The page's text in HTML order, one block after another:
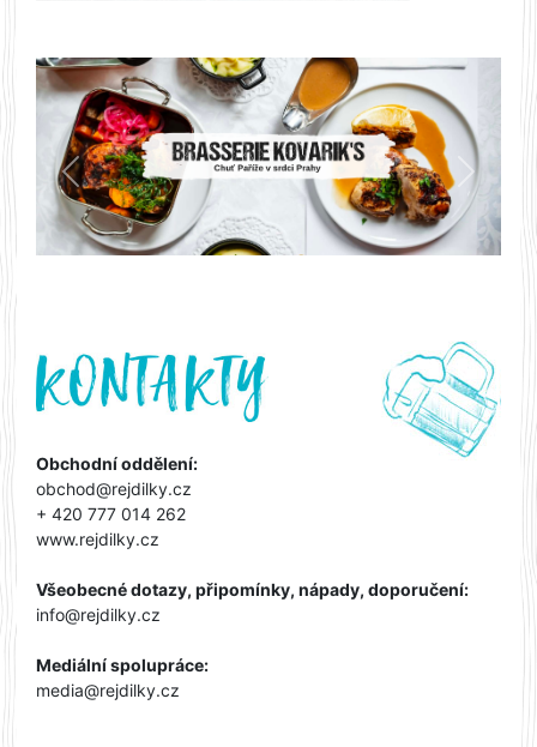
Předchozí Další
Obchodní oddělení:
obchod@rejdilky.cz
+ 420 777 014 262
www.rejdilky.cz
Všeobecné dotazy, připomínky, nápady, doporučení:
info@rejdilky.cz
Mediální spolupráce:
media@rejdilky.cz